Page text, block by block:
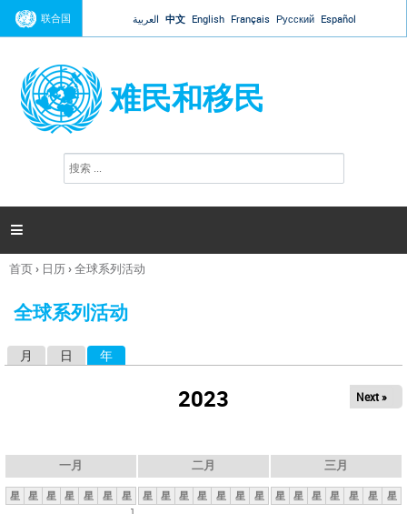
Jump to navigation
联合国 العربية 中文 English Français Русский Español
难民和移民
搜
索

你
这
首页› 日历›全球系列活动
全球系列活动
月 日 年
2023 Next »
一月
星 星 星 星 星 星
星
二月
星 星 星 星 星 星 星
三月
星 星 星 星 星 星 星